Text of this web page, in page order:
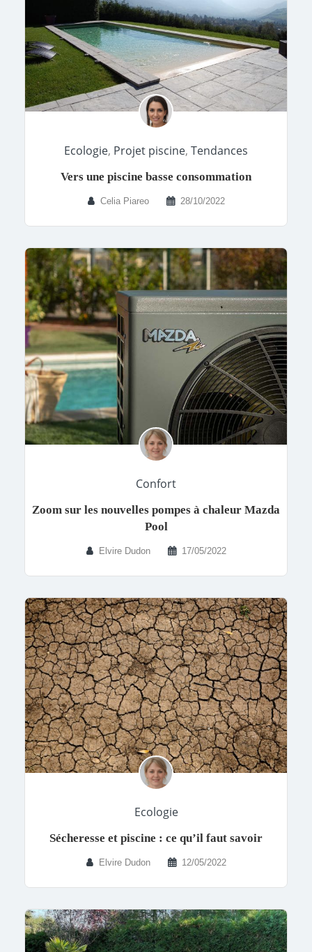
Ecologie, Projet piscine, Tendances
Vers une piscine basse consommation
Celia Piareo 28/10/2022
Confort
Zoom sur les nouvelles pompes à chaleur Mazda
Pool
Elvire Dudon 17/05/2022
Ecologie
Sécheresse et piscine : ce qu’il faut savoir
Elvire Dudon 12/05/2022